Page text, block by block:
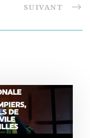
SUIVANT